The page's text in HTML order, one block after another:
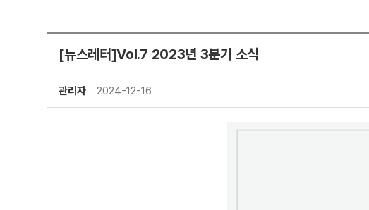
[뉴스레터]Vol.7 2023년 3분기 소식
관리자 2024-12-16